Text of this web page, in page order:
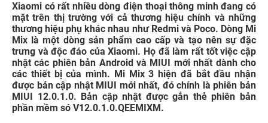
Xiaomi có rất nhiều dòng điện thoại thông minh đang có
mặt trên thị trường với cả thương hiệu chính và những
thương hiệu phụ khác nhau như Redmi và Poco. Dòng Mi
Mix là một dòng sản phẩm cao cấp và tạo nên sự đặc
trưng và độc đáo của Xiaomi. Họ đã làm rất tốt việc cập
nhật các phiên bản Android và MIUI mới nhất dành cho
các thiết bị của mình. Mi Mix 3 hiện đã bắt đầu nhận
được bản cập nhật MIUI mới nhất, đó chính là phiên bản
MIUI 12.0.1.0. Bản cập nhật được gắn thẻ phiên bản
phần mềm só V12.0.1.0.QEEMIXM.